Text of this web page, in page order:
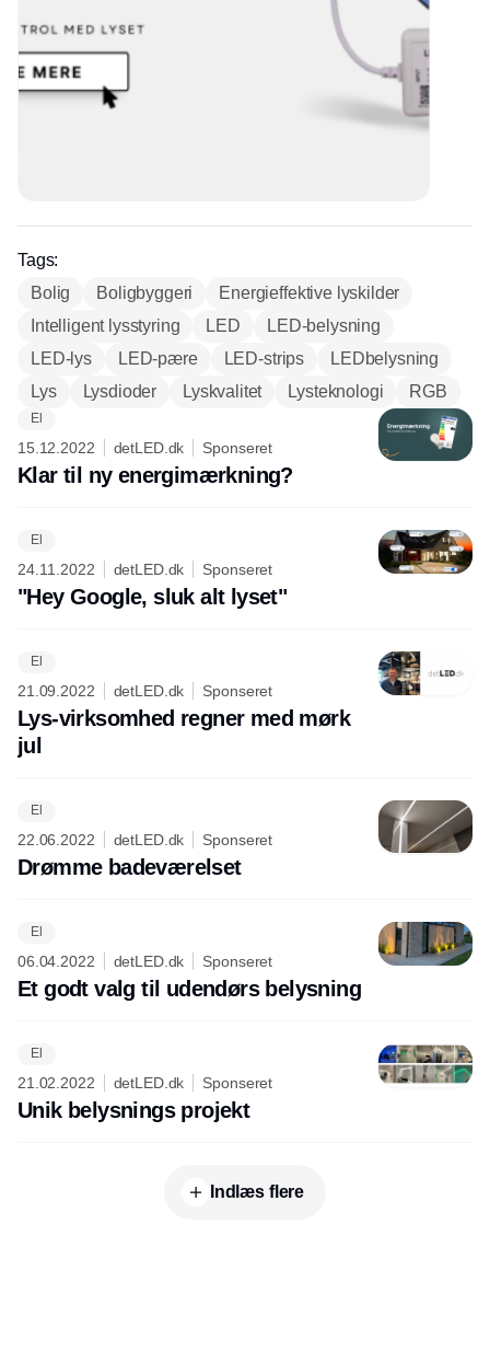
Tags:
Bolig
Boligbyggeri
Energieffektive lyskilder
Intelligent lysstyring
LED
LED-belysning
LED-lys
LED-pære LED-strips
LEDbelysning
Lys
Lysdioder Lyskvalitet Lysteknologi RGB
El
15.12.2022 detLED.dk Sponseret
Klar til ny energimærkning?
El
24.11.2022 detLED.dk Sponseret
"Hey Google, sluk alt lyset"
El
21.09.2022 detLED.dk Sponseret
Lys-virksomhed regner med mørk
jul
El
22.06.2022 detLED.dk Sponseret
Drømme badeværelset
El
06.04.2022 detLED.dk Sponseret
Et godt valg til udendørs belysning
El
21.02.2022 detLED.dk Sponseret
Unik belysnings projekt
Indlæs flere